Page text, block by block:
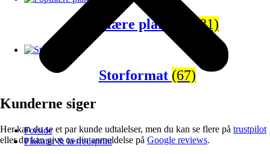
Forside
Plakater & lærredsprint
Populære plakater (81)
Storformat (67)
Kunderne siger
Her kan du se et par kunde udtalelser, men du kan se flere på trustpilot
eller du kan give os din anmeldelse på Google reviews.